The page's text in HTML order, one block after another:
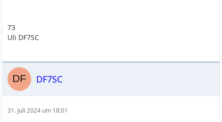
73
Uli DF7SC
DF7SC
31. Juli 2024 um 18:01